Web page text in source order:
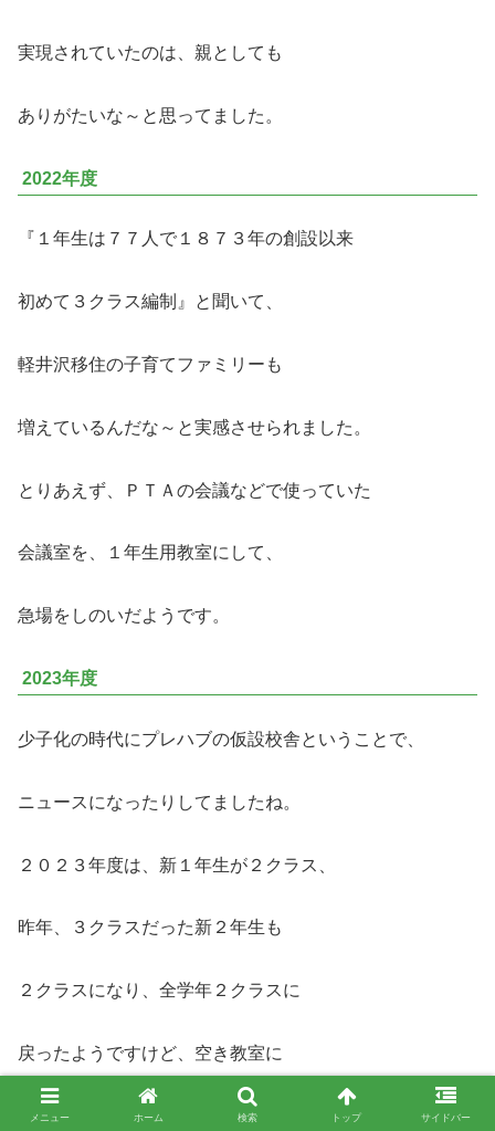
実現されていたのは、親としても
ありがたいな～と思ってました。
2022年度
『１年生は７７人で１８７３年の創設以来
初めて３クラス編制』と聞いて、
軽井沢移住の子育てファミリーも
増えているんだな～と実感させられました。
とりあえず、ＰＴＡの会議などで使っていた
会議室を、１年生用教室にして、
急場をしのいだようです。
2023年度
少子化の時代にプレハブの仮設校舎ということで、
ニュースになったりしてましたね。
２０２３年度は、新１年生が２クラス、
昨年、３クラスだった新２年生も
２クラスになり、全学年２クラスに
戻ったようですけど、空き教室に
余裕がないのは明らかですので、
メニュー ホーム 検索 トップ サイドバー